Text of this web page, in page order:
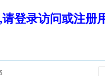
请登录访问或注册